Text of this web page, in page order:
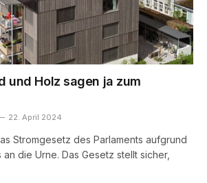
und Holz sagen ja zum
22. April 2024
Stromgesetz des Parlaments aufgrund
die Urne. Das Gesetz stellt sicher,